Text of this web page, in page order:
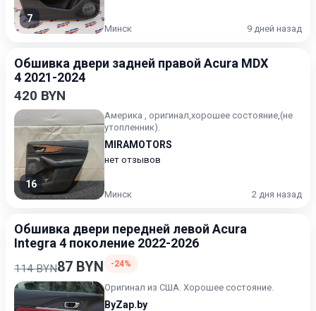
7
Минск 9 дней назад
Обшивка двери задней правой Acura MDX
4 2021-2024
420 BYN
16
Америка , оригинал,хорошее состояние,(не
утопленник).
MIRAMOTORS
нет отзывов
Минск 2 дня назад
Обшивка двери передней левой Acura
Integra 4 поколение 2022-2026
114 BYN87 BYN -24%
Оригинал из США. Хорошее состояние.
ByZap.by